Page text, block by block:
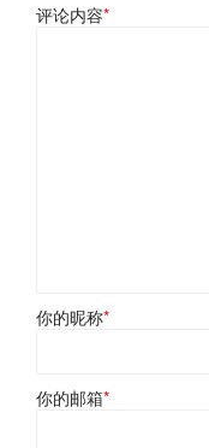
评论内容*
你的昵称*
你的邮箱*